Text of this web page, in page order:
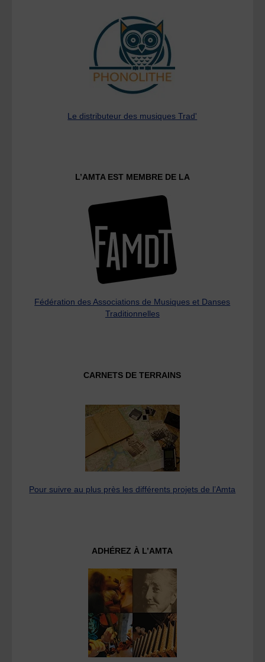
Le distributeur des musiques Trad'
L’AMTA EST MEMBRE DE LA
Fédération des Associations de Musiques et Danses
Traditionnelles
CARNETS DE TERRAINS
Pour suivre au plus près les différents projets de l’Amta
ADHÉREZ À L’AMTA